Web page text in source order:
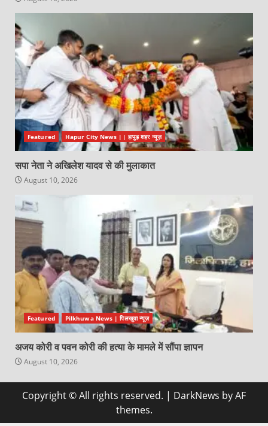
Featured Hapur City News || हापुड़ शहर न्यूज़
सपा नेता ने अखिलेश यादव से की मुलाकात
August 10, 2026
Featured Pilkhuwa News | पिलखुवा न्यूज़
अजय कोरी व पवन कोरी की हत्या के मामले में सौंपा ज्ञापन
August 10, 2026
Copyright © All rights reserved. | DarkNews by AF
themes.